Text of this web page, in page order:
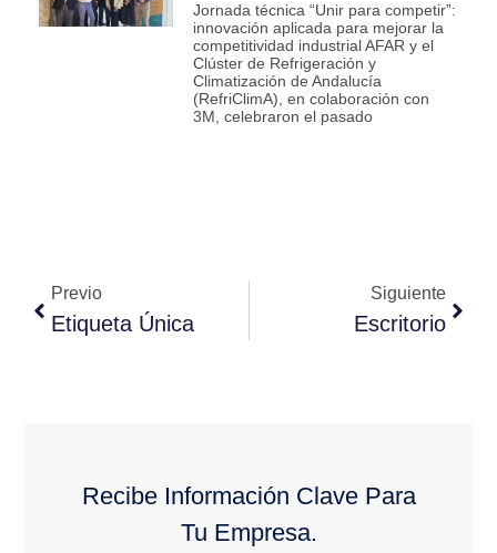
Jornada técnica “Unir para competir”:
innovación aplicada para mejorar la
competitividad industrial AFAR y el
Clúster de Refrigeración y
Climatización de Andalucía
(RefriClimA), en colaboración con
3M, celebraron el pasado
Previo
Etiqueta Única
Siguiente
Escritorio
Recibe Información Clave Para
Tu Empresa.